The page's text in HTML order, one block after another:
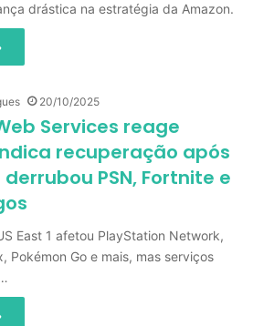
drástica na estratégia da Amazon.
20/10/2025
Services reage
recuperação após
PSN, Fortnite e
East 1 afetou PlayStation Network,
Pokémon Go e mais, mas serviços